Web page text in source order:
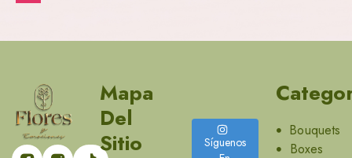
Mapa
Del
Sitio
Síguenos
Bouquets
Boxes